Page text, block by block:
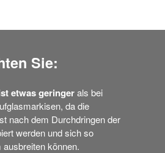
Sie:
etwas geringerals bei
da die
nach dem Durchdringen der
werden und sich so
können.